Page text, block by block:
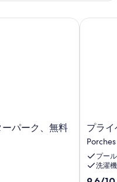
パーク、無料
パーク、無料Wifi
プ
ラ
イ
ベ
ー
ト
プラ
Porches
プール
洗濯機
10
プライ